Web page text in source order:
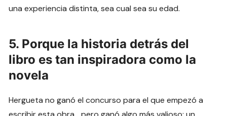
una experiencia distinta, sea cual sea su edad.
5. Porque la historia detrás del
libro es tan inspiradora como la
novela
Hergueta no ganó el concurso para el que empezó a